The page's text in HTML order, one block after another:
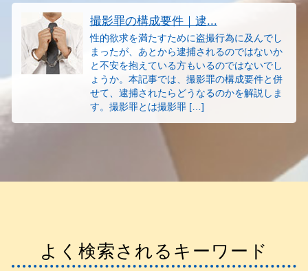
撮影罪の構成要件｜逮...
性的欲求を満たすために盗撮行為に及んでし
まったが、あとから逮捕されるのではないか
と不安を抱えている方もいるのではないでし
ょうか。本記事では、撮影罪の構成要件と併
せて、逮捕されたらどうなるのかを解説しま
す。撮影罪とは撮影罪 […]
よく検索されるキーワード